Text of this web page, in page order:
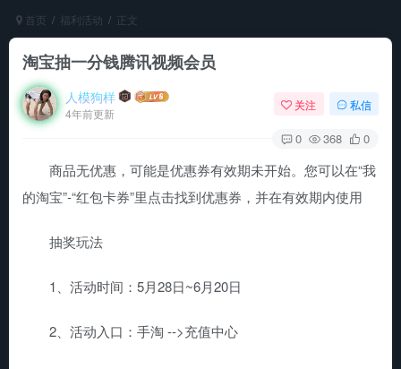
首页 福利活动 正文
淘宝抽一分钱腾讯视频会员
人模狗样
4年前更新
关注 私信
0 368 0
商品无优惠，可能是优惠券有效期未开始。您可以在“我
的淘宝”-“红包卡券”里点击找到优惠券，并在有效期内使用
抽奖玩法
1、活动时间：5月28日~6月20日
2、活动入口：手淘 -->充值中心